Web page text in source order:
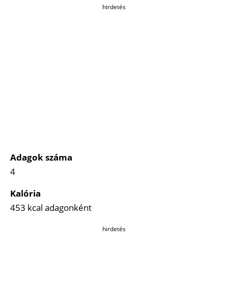
hirdetés
Adagok száma
4
Kalória
453 kcal adagonként
hirdetés